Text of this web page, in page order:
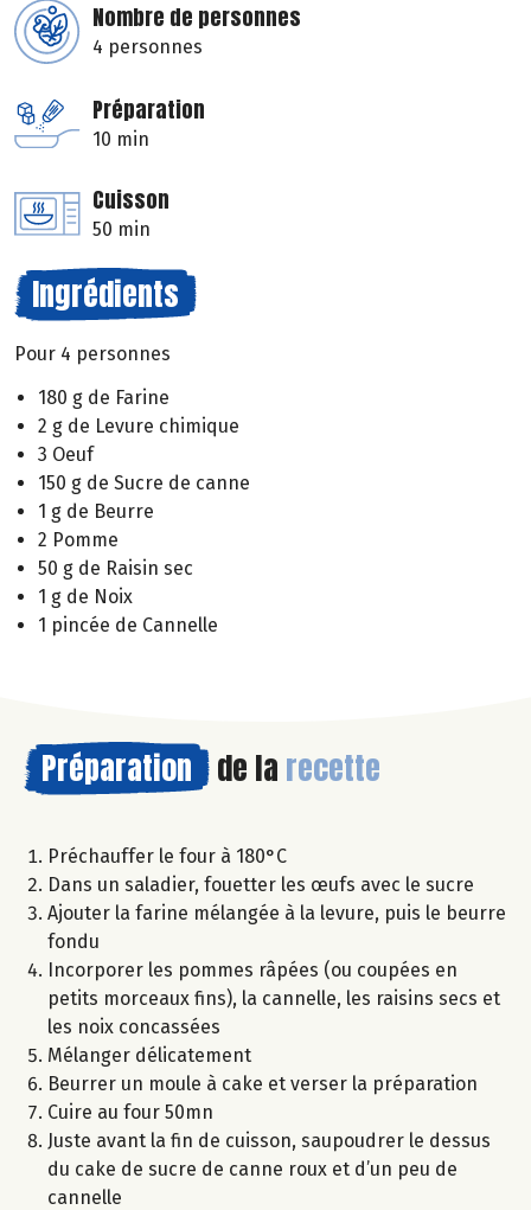
Nombre de personnes
4 personnes
Préparation
10 min
Cuisson
50 min
Ingrédients
Pour 4 personnes
180 g de Farine
2 g de Levure chimique
3 Oeuf
150 g de Sucre de canne
1 g de Beurre
2 Pomme
50 g de Raisin sec
1 g de Noix
1 pincée de Cannelle
Préparation de la recette
Préchauffer le four à 180°C
Dans un saladier, fouetter les œufs avec le sucre
Ajouter la farine mélangée à la levure, puis le beurre
fondu
Incorporer les pommes râpées (ou coupées en
petits morceaux fins), la cannelle, les raisins secs et
les noix concassées
Mélanger délicatement
Beurrer un moule à cake et verser la préparation
Cuire au four 50mn
Juste avant la fin de cuisson, saupoudrer le dessus
du cake de sucre de canne roux et d’un peu de
cannelle